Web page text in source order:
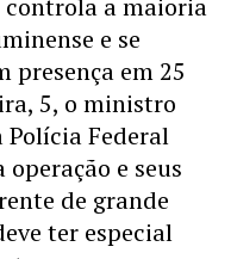
controla a maioria
e se
presença em 25
5, o ministro
Federal
e seus
de grande
ter especial